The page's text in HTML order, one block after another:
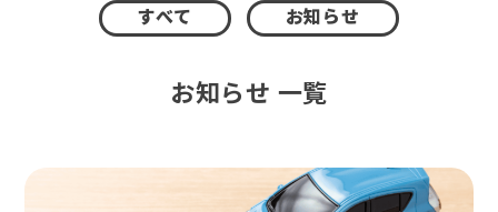
すべて お知らせ
お知らせ 一覧